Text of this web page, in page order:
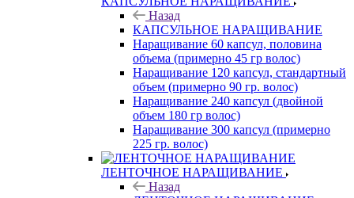
Назад
КАПСУЛЬНОЕ НАРАЩИВАНИЕ
Наращивание 60 капсул, половина
объема (примерно 45 гр волос)
Наращивание 120 капсул, стандартный
объем (примерно 90 гр. волос)
Наращивание 240 капсул (двойной
объем 180 гр волос)
Наращивание 300 капсул (примерно
225 гр. волос)
ЛЕНТОЧНОЕ НАРАЩИВАНИЕ
Назад